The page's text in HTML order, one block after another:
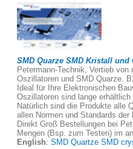
SMD Quarze SMD Kristall und
Petermann-Technik, Vertieb
Oszillatoren und SMD Quarze.
Ideal für Ihre Elektronischen
Oszillatoren sind lange erhältlich
Natürlich sind die Produkte alle
allen Normen und Standards der
Direkt Groß Bestellungen bei
Mengen (Bsp. zum Testen) im
English: SMD Quartze SMD